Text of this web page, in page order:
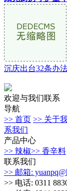
沉庆出台32条办
欢迎与我们联系
导航
>> 首页 >> 关于
系我们
产品中心
>> 辣椒>> 香辛料
联系我们
>> 邮箱:
>> 电话: 0311